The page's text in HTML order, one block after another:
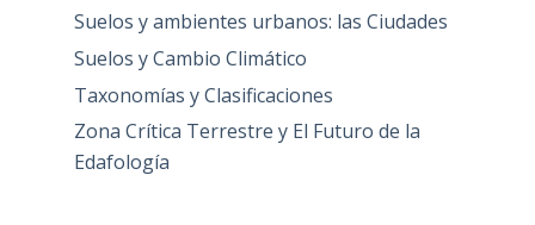
Suelos y ambientes urbanos: las Ciudades
Suelos y Cambio Climático
Taxonomías y Clasificaciones
Zona Crítica Terrestre y El Futuro de la
Edafología